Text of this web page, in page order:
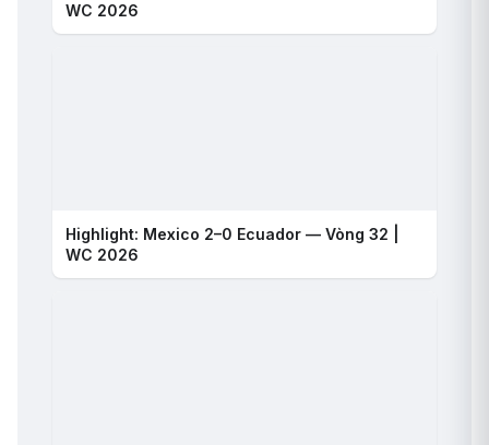
WC 2026
Highlight: Mexico 2–0 Ecuador — Vòng 32 |
WC 2026